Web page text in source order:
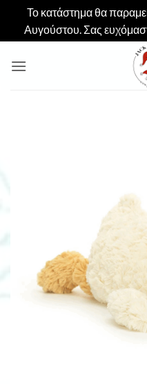
Το κατάστημα θα
Αυγούστου. Σας
στο